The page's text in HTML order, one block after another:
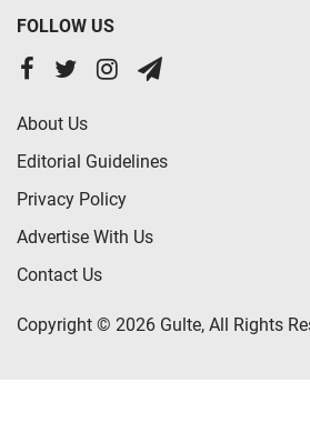
FOLLOW US
About Us
Editorial Guidelines
Privacy Policy
Advertise With Us
Contact Us
Copyright © 2026 Gulte, All Rights